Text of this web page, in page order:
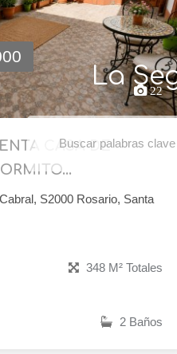
La
22
CASA DE
S2000 Rosario, Santa
348 M² Totales
2 Baños